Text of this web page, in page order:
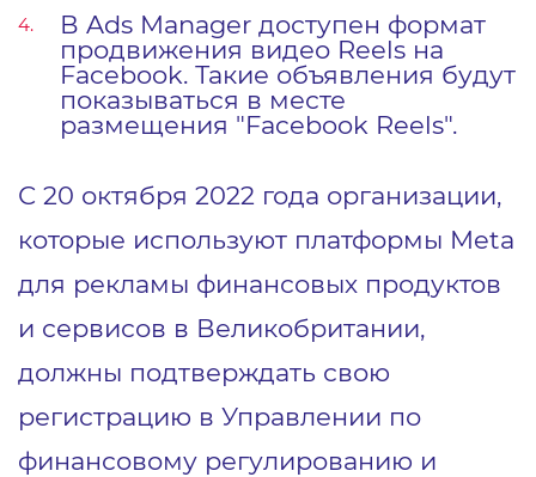
В Ads Manager доступен формат
продвижения видео Reels на
Facebook. Такие объявления будут
показываться в месте
размещения "Facebook Reels".
С 20 октября 2022 года организации,
которые используют платформы Meta
для рекламы финансовых продуктов
и сервисов в Великобритании,
должны подтверждать свою
регистрацию в Управлении по
финансовому регулированию и